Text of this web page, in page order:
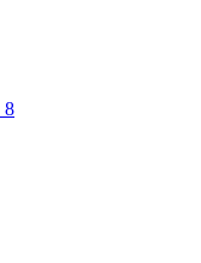
8